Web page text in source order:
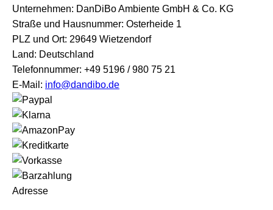
Unternehmen: DanDiBo Ambiente GmbH & Co. KG
Straße und Hausnummer: Osterheide 1
PLZ und Ort: 29649 Wietzendorf
Land: Deutschland
Telefonnummer: +49 5196 / 980 75 21
E-Mail: info@dandibo.de
Adresse